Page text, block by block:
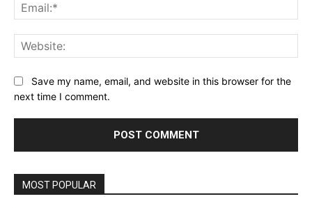
Save my name, email, and website in this browser for the
next time I comment.
MOST POPULAR